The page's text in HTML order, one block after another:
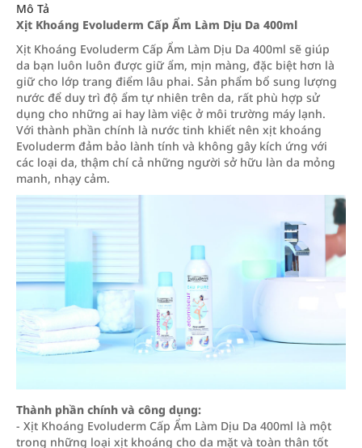
Mô Tả
Xịt Khoáng Evoluderm Cấp Ẩm Làm Dịu Da 400ml
Xịt Khoáng Evoluderm Cấp Ẩm Làm Dịu Da 400ml sẽ giúp
da bạn luôn luôn được giữ ẩm, mịn màng, đặc biệt hơn là
giữ cho lớp trang điểm lâu phai. Sản phẩm bổ sung lượng
nước để duy trì độ ẩm tự nhiên trên da, rất phù hợp sử
dụng cho những ai hay làm việc ở môi trường máy lạnh.
Với thành phần chính là nước tinh khiết nên xịt khoáng
Evoluderm đảm bảo lành tính và không gây kích ứng với
các loại da, thậm chí cả những người sở hữu làn da mỏng
manh, nhạy cảm.
Thành phần chính và công dụng:
- Xịt Khoáng Evoluderm Cấp Ẩm Làm Dịu Da 400ml là một
trong những loại xịt khoáng cho da mặt và toàn thân tốt